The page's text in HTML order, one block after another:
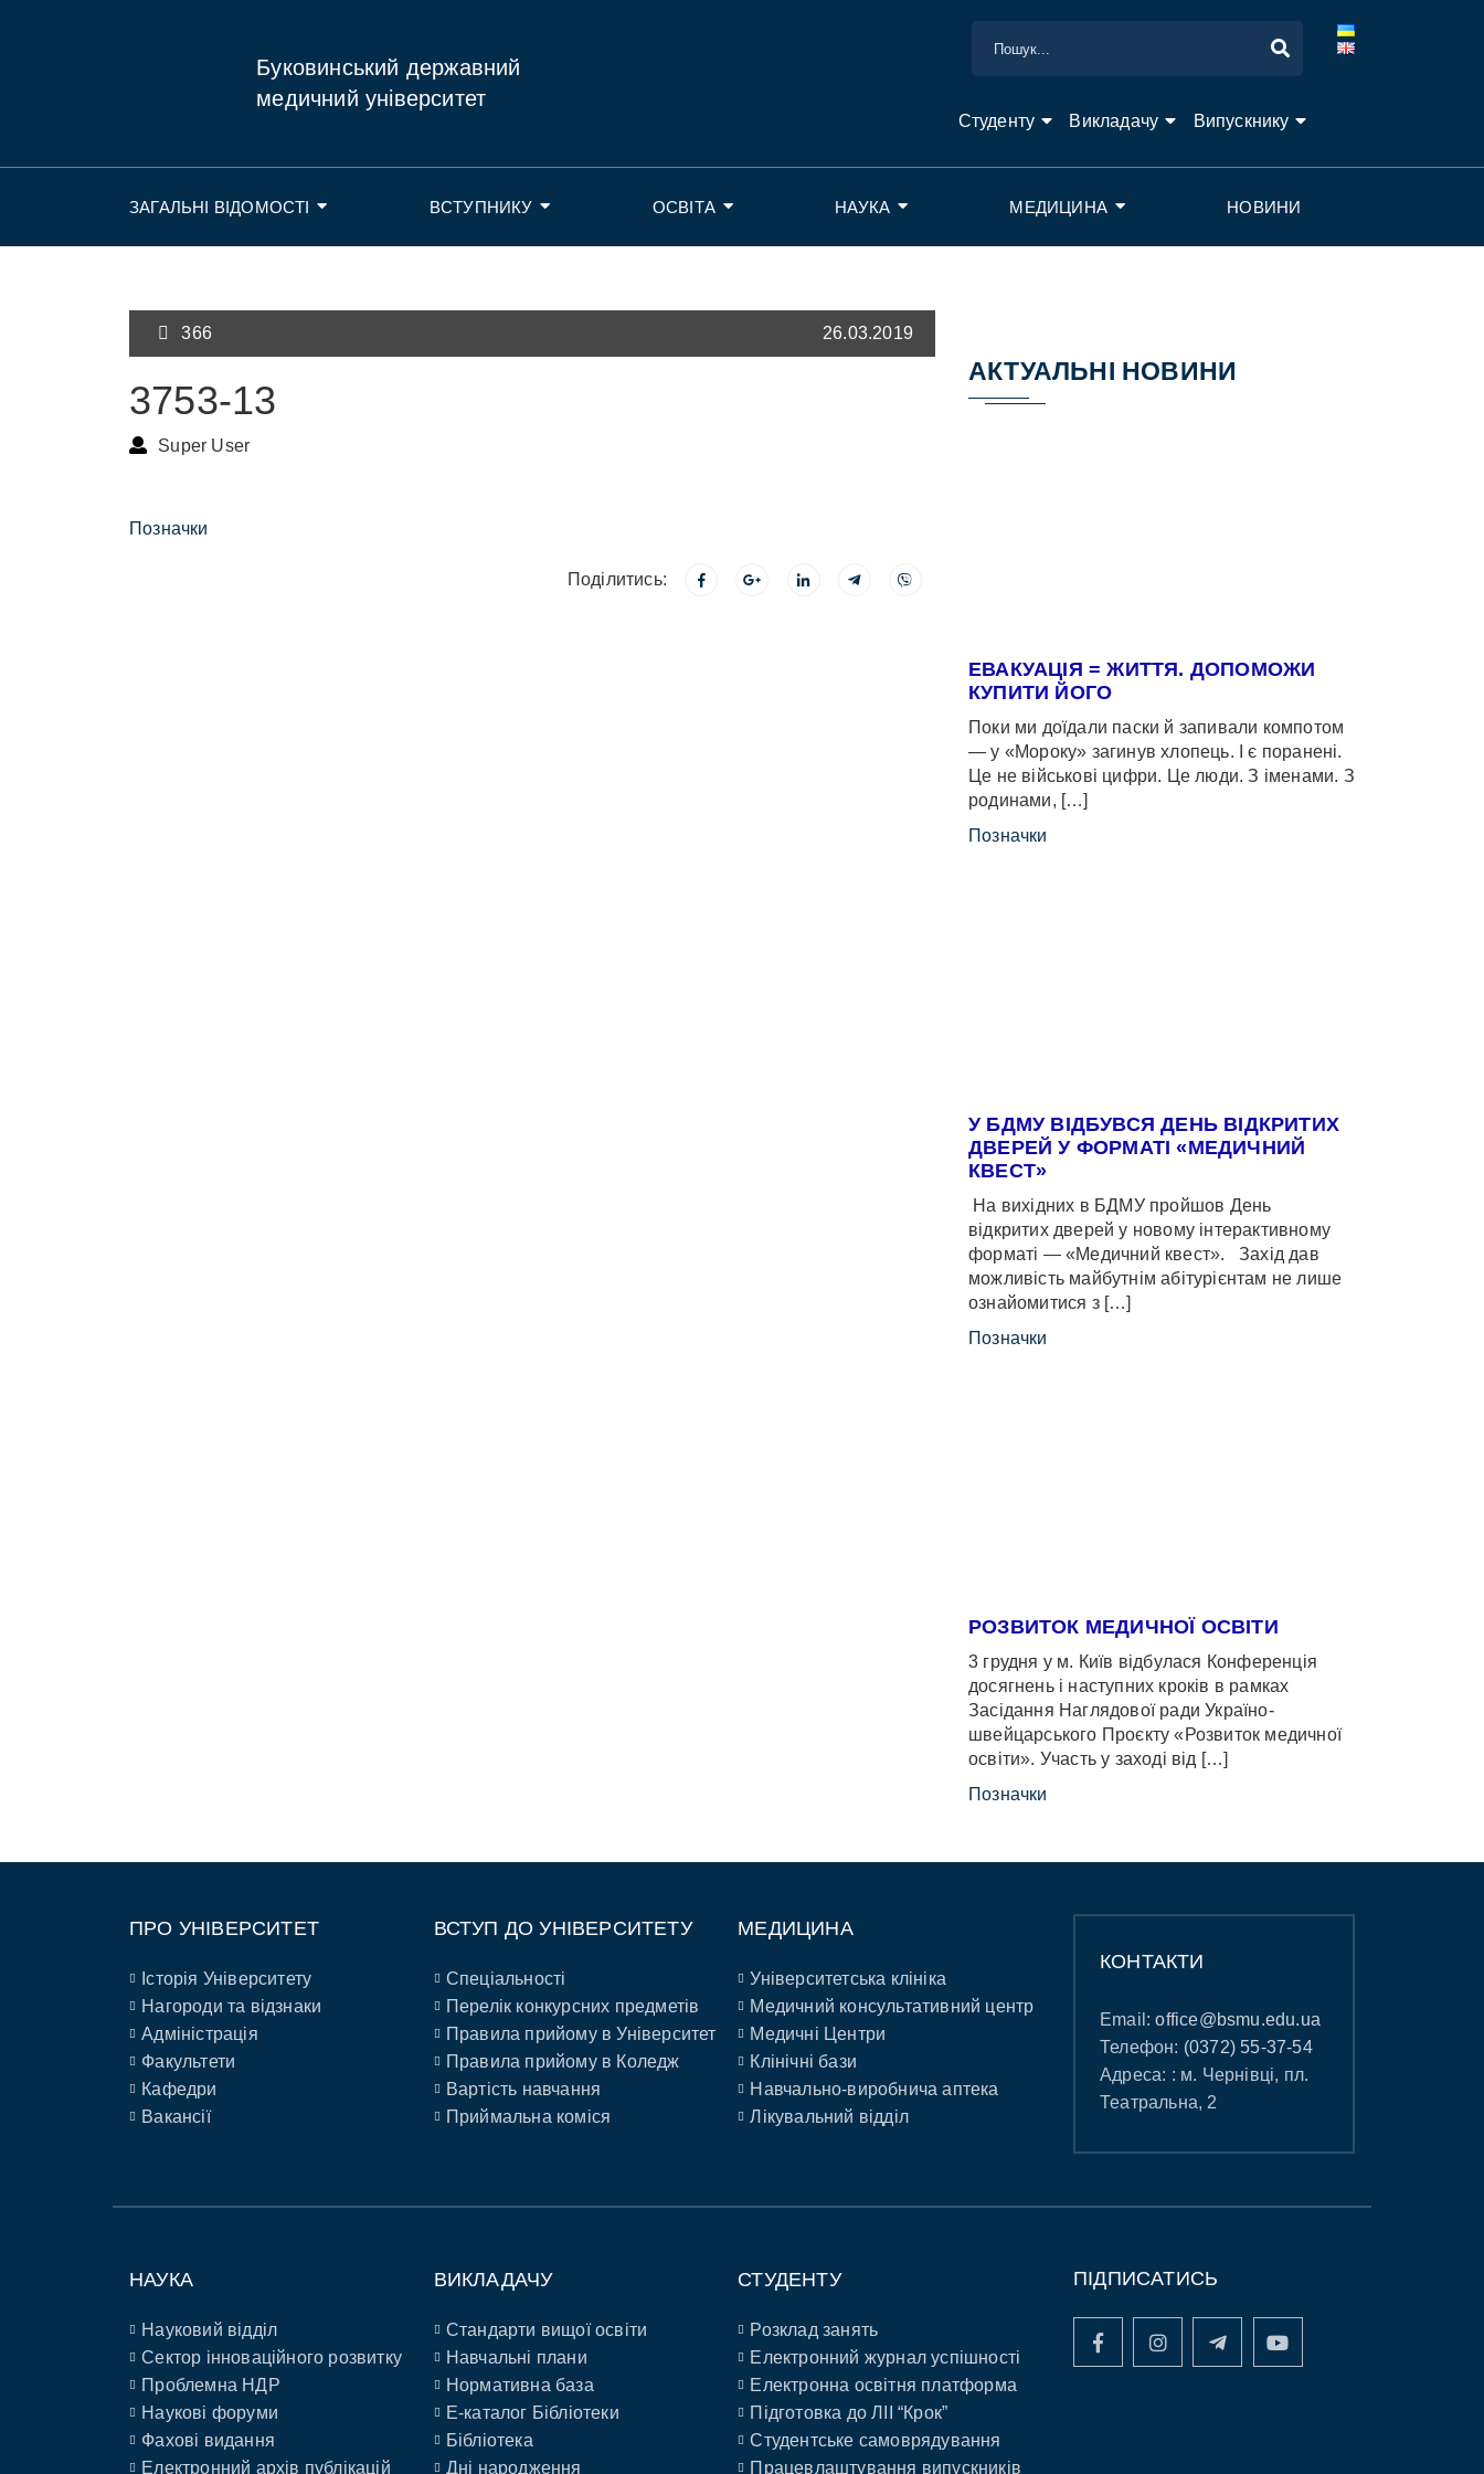
Буковинський державний
медичний університет
Студенту Викладачу Випускнику
ЗАГАЛЬНІ ВІДОМОСТІ ВСТУПНИКУ ОСВІТА НАУКА МЕДИЦИНА НОВИНИ
366 26.03.2019
3753-13
Super User
Позначки
Поділитись:
АКТУАЛЬНІ НОВИНИ
ЕВАКУАЦІЯ = ЖИТТЯ. ДОПОМОЖИ
КУПИТИ ЙОГО
Поки ми доїдали паски й запивали компотом
— у «Мороку» загинув хлопець. І є поранені.
Це не військові цифри. Це люди. З іменами. З
родинами, […]
Позначки
У БДМУ ВІДБУВСЯ ДЕНЬ ВІДКРИТИХ
ДВЕРЕЙ У ФОРМАТІ «МЕДИЧНИЙ
КВЕСТ»
На вихідних в БДМУ пройшов День
відкритих дверей у новому інтерактивному
форматі — «Медичний квест». Захід дав
можливість майбутнім абітурієнтам не лише
ознайомитися з […]
Позначки
РОЗВИТОК МЕДИЧНОЇ ОСВІТИ
3 грудня у м. Київ відбулася Конференція
досягнень і наступних кроків в рамках
Засідання Наглядової ради Україно-
швейцарського Проєкту «Розвиток медичної
освіти». Участь у заході від […]
Позначки
ПРО УНІВЕРСИТЕТ
Історія Університету
Нагороди та відзнаки
Адміністрація
Факультети
Кафедри
Вакансії
ВСТУП ДО УНІВЕРСИТЕТУ
Спеціальності
Перелік конкурсних предметів
Правила прийому в Університет
Правила прийому в Коледж
Вартість навчання
Приймальна коміся
МЕДИЦИНА
Університетська клініка
Медичний консультативний центр
Медичні Центри
Клінічні бази
Навчально-виробнича аптека
Лікувальний відділ
КОНТАКТИ
Email:office@bsmu.edu.ua
Телефон: (0372) 55-37-54
Адреса: : м. Чернівці, пл.
Театральна, 2
НАУКА
Науковий відділ
Сектор інноваційного розвитку
Проблемна НДР
Наукові форуми
Фахові видання
Електронний архів публікацій
ВИКЛАДАЧУ
Стандарти вищої освіти
Навчальні плани
Нормативна база
E-каталог Бібліотеки
Бібліотека
Дні народження
СТУДЕНТУ
Розклад занять
Електронний журнал успішності
Електронна освітня платформа
Підготовка до ЛІІ “Крок”
Студентське самоврядування
Працевлаштування випускників
ПІДПИСАТИСЬ